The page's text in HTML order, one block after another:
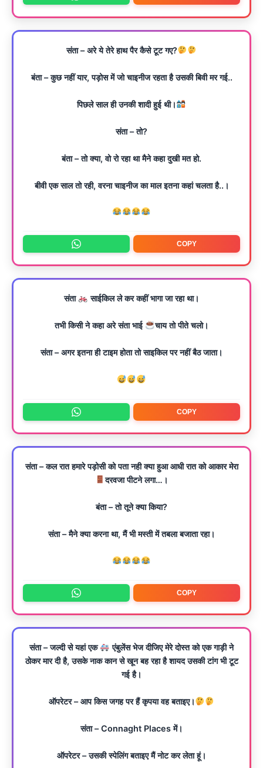
संता – अरे ये तेरे हाथ पैर कैसे टूट गए?
बंता – कुछ नहीं यार, पड़ोस में जो चाइनीज रहता है उसकी बिवी मर गई..
पिछले साल ही उनकी शादी हुई थी।
संता – तो?
बंता – तो क्या, वो रो रहा था मैने कहा दुखी मत हो.
बीवी एक साल तो रही, वरना चाइनीज का माल इतना कहां चलता है..।
COPY
संता साईकिल ले कर कहीं भागा जा रहा था।
तभी किसी ने कहा अरे संता भाई चाय तो पीते चलो।
संता – अगर इतना ही टाइम होता तो साइकिल पर नहीं बैठ जाता।
COPY
संता – कल रात हमारे पड़ोसी को पता नही क्या हुआ आधी रात को आकार मेरा
दरवजा पीटने लगा…।
बंता – तो तूने क्या किया?
संता – मैने क्या करना था, मैं भी मस्ती में तबला बजाता रहा।
COPY
संता – जल्दी से यहां एक
एंबुलेंस भेज दीजिए मेरे दोस्त को एक गाड़ी ने
ठोकर मार दी है, उसके नाक कान से खून बह रहा है शायद उसकी टांग भी टूट
गई है।
ऑपरेटर – आप किस जगह पर हैं कृपया वह बताइए।
संता – Connaght Places में।
ऑपरेटर – उसकी स्पेलिंग बताइए मैं नोट कर लेता हूं।